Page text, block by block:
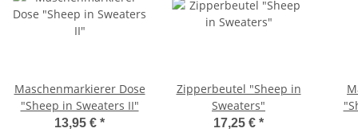
Maschenmarkierer Dose
"Sheep in Sweaters II"
13,95 € *
Zipperbeutel "Sheep in
Sweaters"
17,25 € *